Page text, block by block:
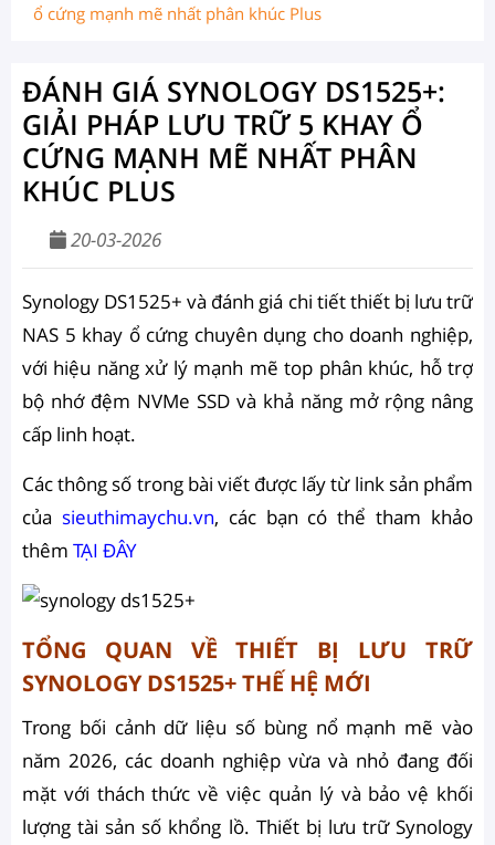
ổ cứng mạnh mẽ nhất phân khúc Plus
ĐÁNH GIÁ SYNOLOGY DS1525+:
GIẢI PHÁP LƯU TRỮ 5 KHAY Ổ
CỨNG MẠNH MẼ NHẤT PHÂN
KHÚC PLUS
20-03-2026
Synology DS1525+ và đánh giá chi tiết thiết bị lưu trữ
NAS 5 khay ổ cứng chuyên dụng cho doanh nghiệp,
với hiệu năng xử lý mạnh mẽ top phân khúc, hỗ trợ
bộ nhớ đệm NVMe SSD và khả năng mở rộng nâng
cấp linh hoạt.
Các thông số trong bài viết được lấy từ link sản phẩm
của sieuthimaychu.vn, các bạn có thể tham khảo
thêm TẠI ĐÂY
TỔNG QUAN VỀ THIẾT BỊ LƯU TRỮ
SYNOLOGY DS1525+ THẾ HỆ MỚI
Trong bối cảnh dữ liệu số bùng nổ mạnh mẽ vào
năm 2026, các doanh nghiệp vừa và nhỏ đang đối
mặt với thách thức về việc quản lý và bảo vệ khối
lượng tài sản số khổng lồ. Thiết bị lưu trữ Synology